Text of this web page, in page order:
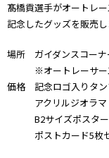
髙橋貢選手がオートレ
記念したグッズを販売し
場所 ガイダンスコーナ
※オートレーサース
価格 記念ロゴ入りタン
アクリルジオラ
B2サイズポスタ
ポストカード5枚